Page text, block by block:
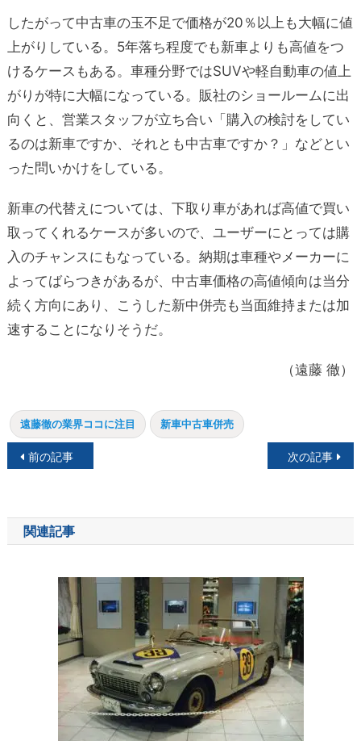
したがって中古車の玉不足で価格が20％以上も大幅に値
上がりしている。5年落ち程度でも新車よりも高値をつ
けるケースもある。車種分野ではSUVや軽自動車の値上
がりが特に大幅になっている。販社のショールームに出
向くと、営業スタッフが立ち合い「購入の検討をしてい
るのは新車ですか、それとも中古車ですか？」などとい
った問いかけをしている。
新車の代替えについては、下取り車があれば高値で買い
取ってくれるケースが多いので、ユーザーにとっては購
入のチャンスにもなっている。納期は車種やメーカーに
よってばらつきがあるが、中古車価格の高値傾向は当分
続く方向にあり、こうした新中併売も当面維持または加
速することになりそうだ。
（遠藤 徹）
遠藤徹の業界ココに注目 新車中古車併売
投
ナ
ビ
前の記事 次の記事
関連記事